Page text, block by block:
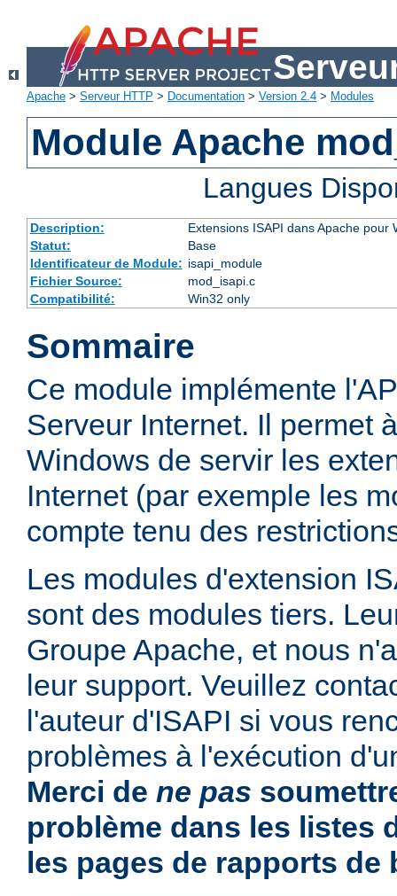
Apache > Serveur HTTP > Documentation > Version 2.4 > Modules
Module Apache
Langues
Description:
Extensions ISAPI dans Apache pour
Statut:
Base
Identificateur de Module: isapi_module
Fichier Source:
mod_isapi.c
Compatibilité:
Win32 only
Sommaire
Ce module implémente
Serveur Internet. Il permet
Windows de servir les
Internet (par exemple les
compte tenu des
Les modules d'extension
sont des modules tiers.
Groupe Apache, et nous
leur support. Veuillez
l'auteur d'ISAPI si vous
problèmes à l'exécution
Merci de ne pas
problème dans les listes
les pages de rapports de